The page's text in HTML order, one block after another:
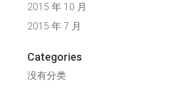
2015 年 10 月
2015 年 7 月
Categories
没有分类